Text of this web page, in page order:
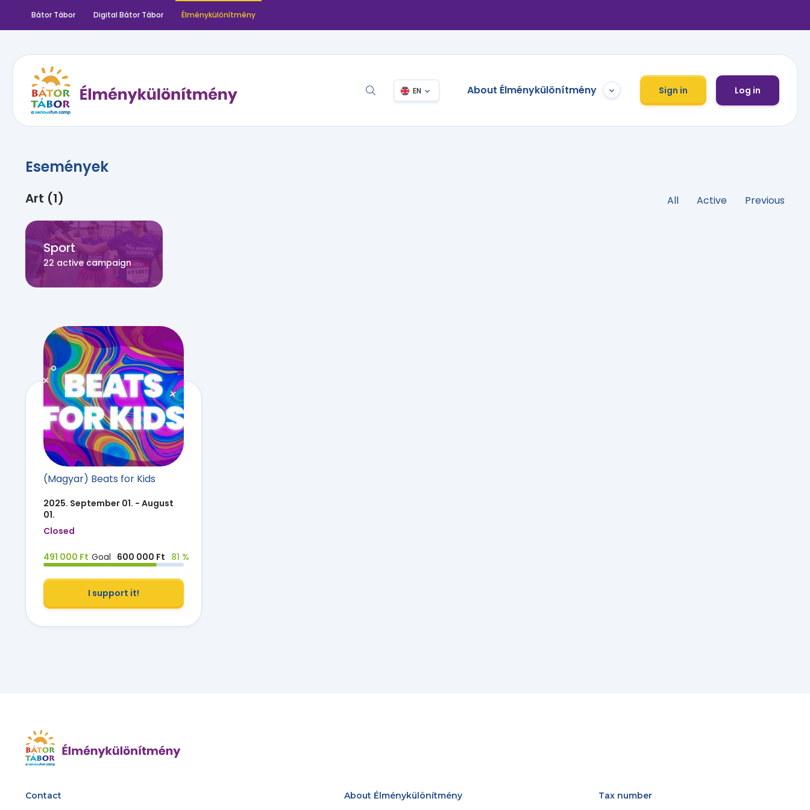
Bátor Tábor Digital Bátor Tábor Élménykülönítmény
EN About Élménykülönítmény Sign in Log in
Események
Art (1) All Active Previous
Sport
22 active campaign
(Magyar) Beats for Kids
2025. September 01. - August
01.
Closed
491 000 Ft Goal 600 000 Ft 81 %
I support it!
Contact About Élménykülönítmény Tax number